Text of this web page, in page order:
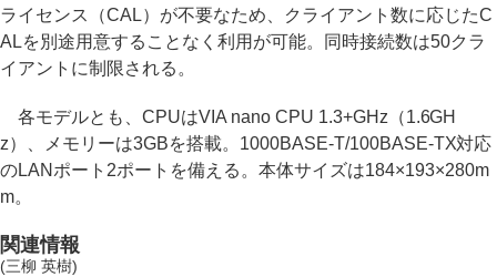
ライセンス（CAL）が不要なため、クライアント数に応じたC
ALを別途用意することなく利用が可能。同時接続数は50クラ
イアントに制限される。
各モデルとも、CPUはVIA nano CPU 1.3+GHz（1.6GH
z）、メモリーは3GBを搭載。1000BASE-T/100BASE-TX対応
のLANポート2ポートを備える。本体サイズは184×193×280m
m。
関連情報
(三柳 英樹)